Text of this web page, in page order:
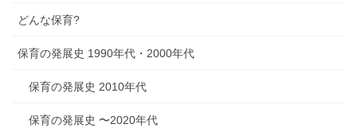
どんな保育?
保育の発展史 1990年代・2000年代
保育の発展史 2010年代
保育の発展史 〜2020年代